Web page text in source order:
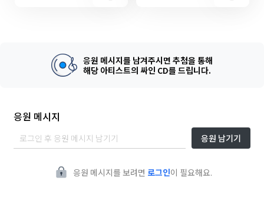
응원 메시지를 남겨주시면 추첨을 통해
해당 아티스트의 싸인 CD를 드립니다.
응원 메시지
응원 남기기
응원 메시지를 보려면 로그인이 필요해요.